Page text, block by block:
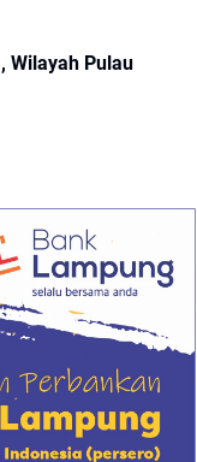
Wilayah Pulau